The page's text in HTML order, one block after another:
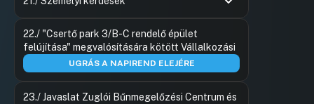
22./ "Csertő park 3/B-C rendelő épület
felújítása" megvalósítására kötött Vállalkozási
UGRÁS A NAPIREND ELEJÉRE
23./ Javaslat Zuglói Bűnmegelőzési Centrum és